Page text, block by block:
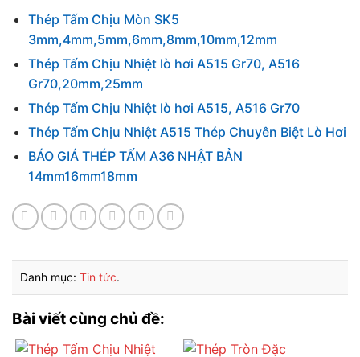
Thép Tấm Chịu Mòn SK5
3mm,4mm,5mm,6mm,8mm,10mm,12mm
Thép Tấm Chịu Nhiệt lò hơi A515 Gr70, A516
Gr70,20mm,25mm
Thép Tấm Chịu Nhiệt lò hơi A515, A516 Gr70
Thép Tấm Chịu Nhiệt A515 Thép Chuyên Biệt Lò Hơi
BÁO GIÁ THÉP TẤM A36 NHẬT BẢN
14mm16mm18mm
Danh mục: Tin tức.
Bài viết cùng chủ đề: